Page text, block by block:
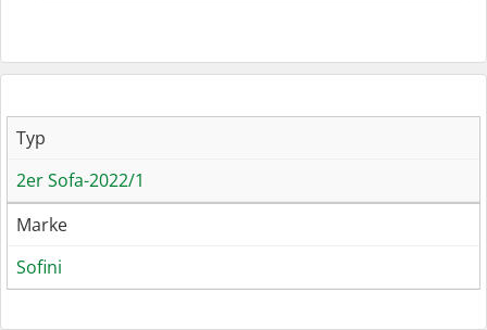
Typ
2er Sofa-2022/1
Marke
Sofini